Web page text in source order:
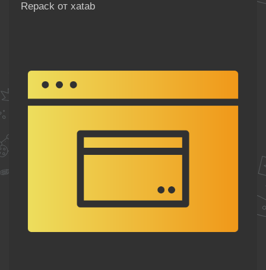
Repack от xatab